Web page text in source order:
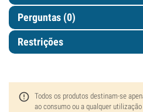
Perguntas (0)
Restrições
Todos os produtos destinam-se
ao consumo ou a qualquer